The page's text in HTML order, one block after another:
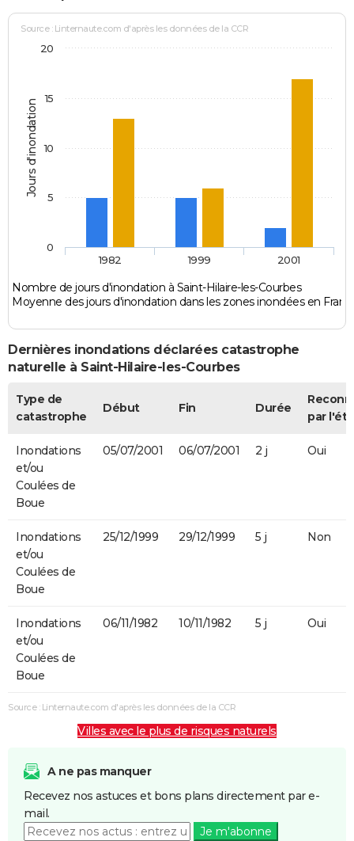
Jours d'inondation
Source : Linternaute.com d'après les données de la CCR
Nombre de jours d'inondation à Saint-Hilaire-les-Courbes
Moyenne des jours d'inondation dans les zones inondées en
1982 1999 2001
0
5
10
15
20
Dernières inondations déclarées catastrophe
naturelle à Saint-Hilaire-les-Courbes
Type de
catastrophe
Début Fin Durée
par
Inondations
et/ou
Coulées de
Boue
05/07/2001 06/07/2001 2 j Oui
Inondations
et/ou
Coulées de
Boue
25/12/1999 29/12/1999 5 j Non
Inondations
et/ou
Coulées de
Boue
06/11/1982 10/11/1982 5 j Oui
Source : Linternaute.com d'après les données de la CCR
Villes avec le plus de risques naturels
A ne pas manquer
Recevez nos astuces et bons plans directement par e-
mail.
Je m'abonne